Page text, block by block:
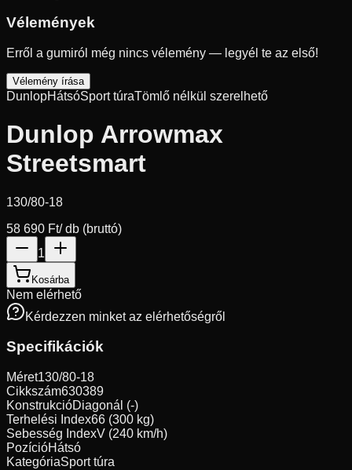
Vélemények
Erről a gumiról még nincs vélemény — legyél te az első!
Vélemény írása
DunlopHátsóSport túraTömlő nélkül szerelhető
Dunlop Arrowmax
Streetsmart
130/80-18
58 690 Ft/ db (bruttó)
1
Kosárba
Nem elérhető
Kérdezzen minket az elérhetőségről
Specifikációk
Méret130/80-18
Cikkszám630389
KonstrukcióDiagonál (-)
Terhelési Index66 (300 kg)
Sebesség IndexV (240 km/h)
PozícióHátsó
KategóriaSport túra